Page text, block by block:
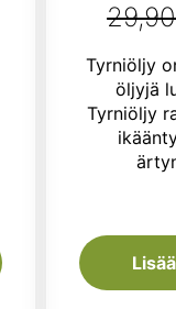
€.
Tyrniöljy
öljyjä
Tyrniöljy